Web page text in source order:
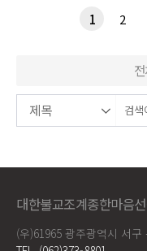
1 2
대한불교조계종한마음
(우)61965 광주광역시 서